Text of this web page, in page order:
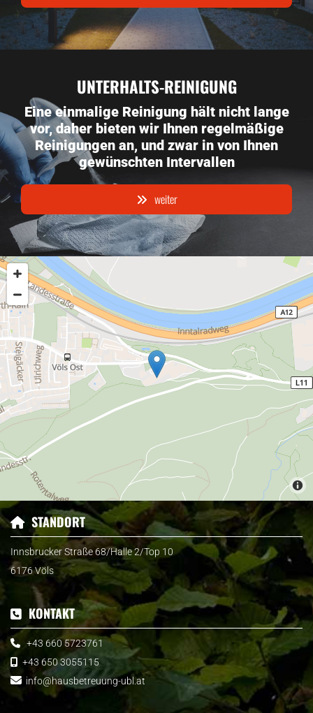
UNTERHALTS-REINIGUNG
Eine einmalige Reinigung hält nicht lange
vor, daher bieten wir Ihnen regelmäßige
Reinigungen an, und zwar in von Ihnen
gewünschten Intervallen
weiter
STANDORT
Innsbrucker Straße 68/Halle 2/Top 10
6176 Völs
 KONTAKT
 +43 660 5723761

+43 650 3055115
 info@hausbetreuung-ubl.at